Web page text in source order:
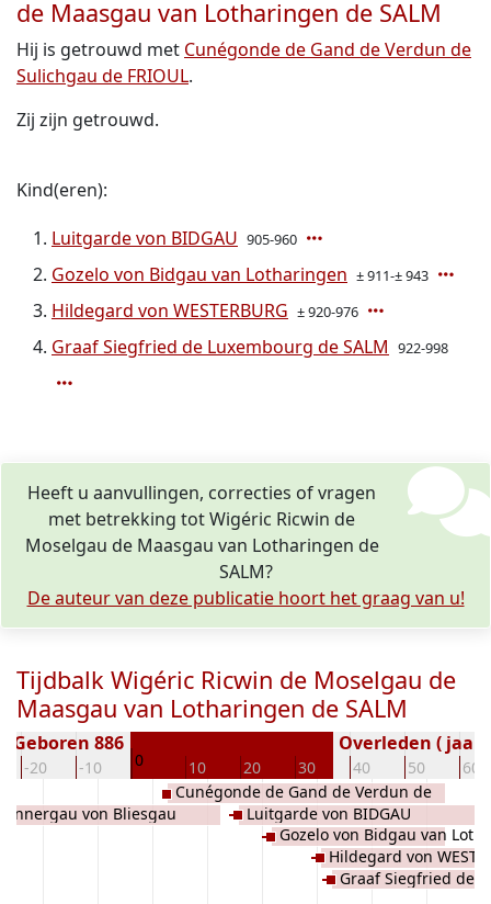
de Maasgau van Lotharingen de SALM
Hij is getrouwd met Cunégonde de Gand de Verdun de
Sulichgau de FRIOUL.
Zij zijn getrouwd.
Kind(eren):
Luitgarde von BIDGAU 905-960
Gozelo von Bidgau van Lotharingen ± 911-± 943
Hildegard von WESTERBURG ± 920-976
Graaf Siegfried de Luxembourg de SALM 922-998
Heeft u aanvullingen, correcties of vragen
met betrekking tot Wigéric Ricwin de
Moselgau de Maasgau van Lotharingen de
SALM?
De auteur van deze publicatie hoort het graag van u!
Tijdbalk Wigéric Ricwin de Moselgau de
Maasgau van Lotharingen de SALM
-20 -10 0 10 20 30 40 50 60
Geboren 886 Overleden ( jaar)
von Bliesgau
Cunégonde de Gand de Verdun de
Sulichgau de FRIOULLuitgarde von BIDGAU
Gozelo von Bidgau van
Hildegard von
Graaf Siegfried de